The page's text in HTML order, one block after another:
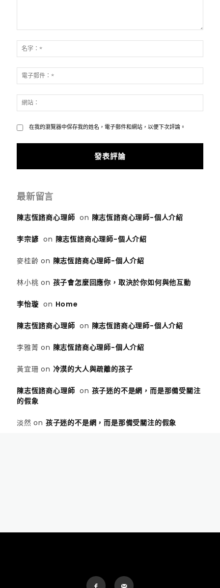
表
評
論：
字：
*
子
郵
*站：
在我的瀏覽器中保存我的姓名，電子郵件和網站，以便下次評論。
最新留言
陳志恆諮商心理師 on 陳志恆諮商心理師-個人介紹
李宗諺 on 陳志恆諮商心理師-個人介紹
麥桂齡 on 陳志恆諮商心理師-個人介紹
林小桃 on 孩子會怎麼回應你，取決於你如何與他互動
李怡璇 on Home
陳志恆諮商心理師 on 陳志恆諮商心理師-個人介紹
李雅菁 on 陳志恆諮商心理師-個人介紹
黃宜珊 on 冷漠的大人與疏離的孩子
陳志恆諮商心理師 on 孩子迷的不是網，而是那備受關注
的假象
淡然 on 孩子迷的不是網，而是那備受關注的假象